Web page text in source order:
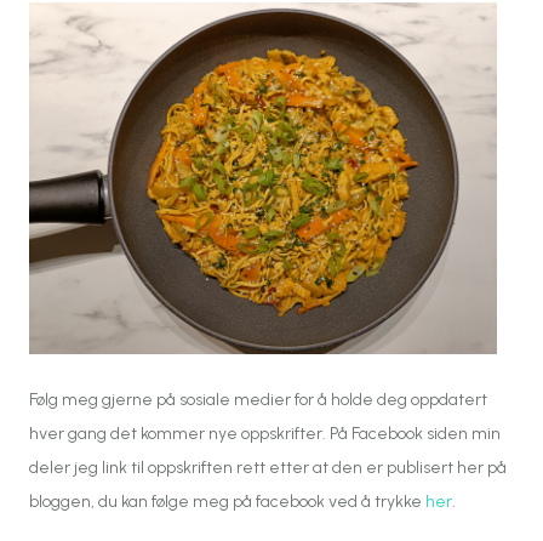
Følg meg gjerne på sosiale medier for å holde deg oppdatert
hver gang det kommer nye oppskrifter. På Facebook siden min
deler jeg link til oppskriften rett etter at den er publisert her på
bloggen, du kan følge meg på facebook ved å trykke her.